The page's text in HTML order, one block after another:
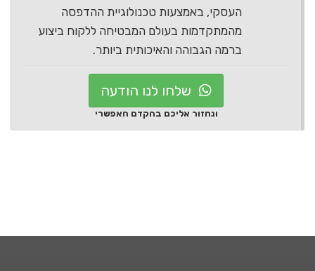
העסקי, באמצעות טכנולוגיית ההדפסה
מהמתקדמות בעולם המבטיחה ללקוח ביצוע
ברמה הגבוהה והאיכותית ביותר.
שלחו לנו הודעה
ונחזור אליכם בהקדם האפשרי